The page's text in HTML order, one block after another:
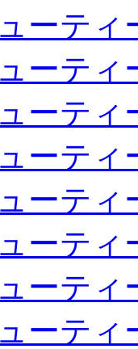
ーティ
ーティ
ーティ
ーティ
ーティ
ーティ
ーティ
ーティ